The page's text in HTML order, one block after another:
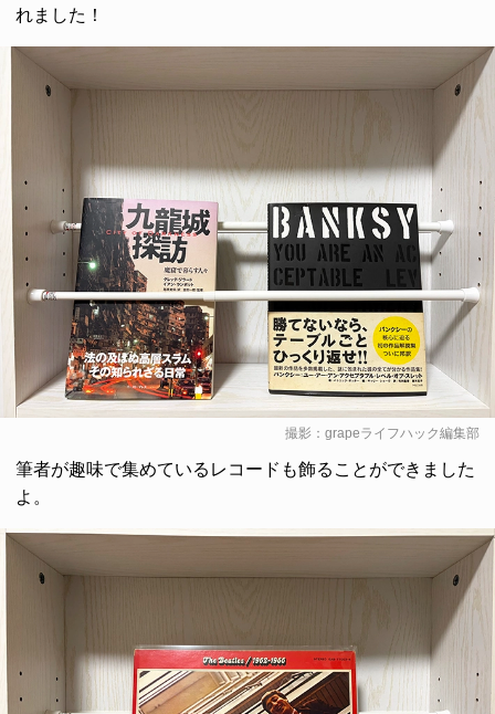
れました！
撮影：grapeライフハック編集部
筆者が趣味で集めているレコードも飾ることができました
よ。